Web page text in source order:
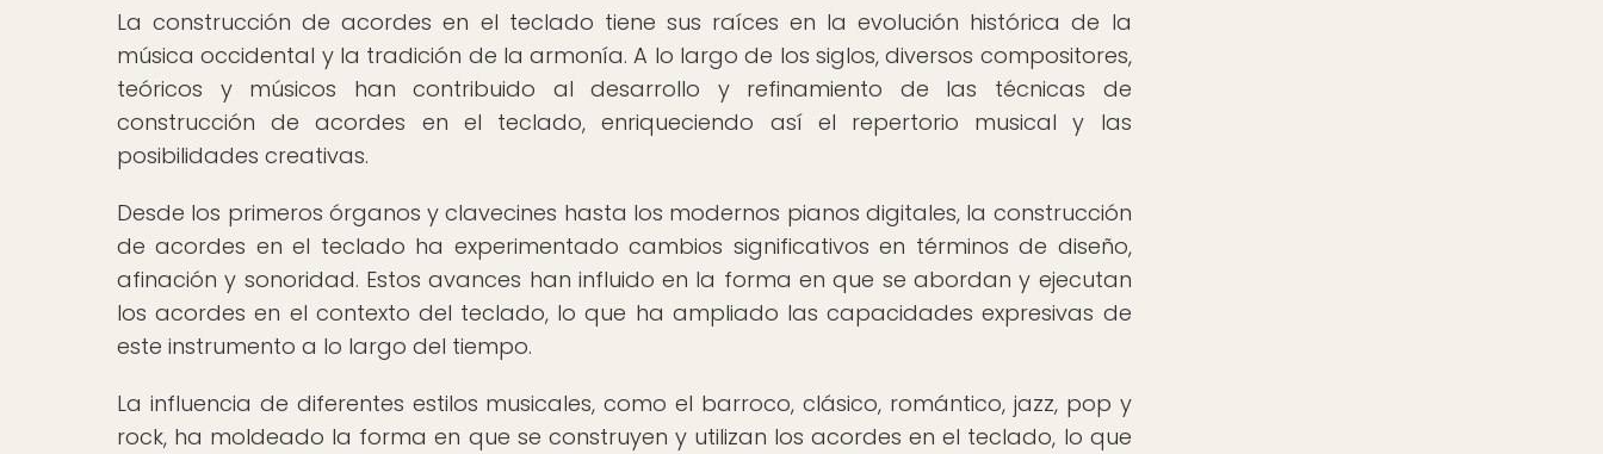
La construcción de acordes en el teclado tiene sus raíces en la evolución histórica de la
música occidental y la tradición de la armonía. A lo largo de los siglos, diversos compositores,
teóricos y músicos han contribuido al desarrollo y refinamiento de las técnicas de
construcción de acordes en el teclado, enriqueciendo así el repertorio musical y las
posibilidades creativas.
Desde los primeros órganos y clavecines hasta los modernos pianos digitales, la construcción
de acordes en el teclado ha experimentado cambios significativos en términos de diseño,
afinación y sonoridad. Estos avances han influido en la forma en que se abordan y ejecutan
los acordes en el contexto del teclado, lo que ha ampliado las capacidades expresivas de
este instrumento a lo largo del tiempo.
La influencia de diferentes estilos musicales, como el barroco, clásico, romántico, jazz, pop y
rock, ha moldeado la forma en que se construyen y utilizan los acordes en el teclado, lo que